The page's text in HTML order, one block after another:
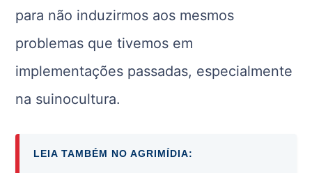
para não induzirmos aos mesmos
problemas que tivemos em
implementações passadas, especialmente
na suinocultura.
LEIA TAMBÉM NO AGRIMÍDIA: